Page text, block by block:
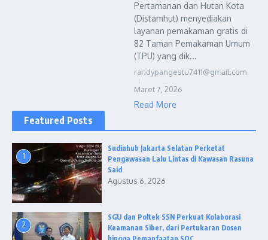
Pertamanan dan Hutan Kota
(Distamhut) menyediakan
layanan pemakaman gratis di
82 Taman Pemakaman Umum
(TPU) yang dik...
randypangestu7411@gmail.com
Maret 7, 2026
Read More
Featured Posts
1
Sudinhub Jakarta Selatan Perketat
Pengawasan Lalu Lintas di Kawasan Rasuna
Said
Agustus 6, 2026
2
SGU dan Poltek SSN Perkuat Kolaborasi
Keamanan Siber, dari Pertukaran Dosen